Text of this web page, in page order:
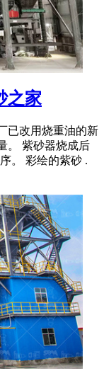
之家
已改用烧重油的新
。 紫砂器烧成后
。 彩绘的紫砂 .